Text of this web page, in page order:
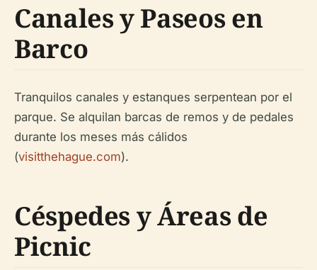
Canales y Paseos en
Barco
Tranquilos canales y estanques serpentean por el
parque. Se alquilan barcas de remos y de pedales
durante los meses más cálidos
(visitthehague.com).
Céspedes y Áreas de
Picnic